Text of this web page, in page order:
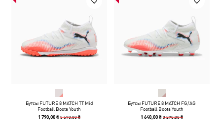
Бутсы FUTURE 8 MATCH TT Mid
Football Boots Youth
1 790,00 ₴3 590,00 ₴
Бутсы FUTURE 8 MATCH FG/AG
Football Boots Youth
1 640,00 ₴3 290,00 ₴